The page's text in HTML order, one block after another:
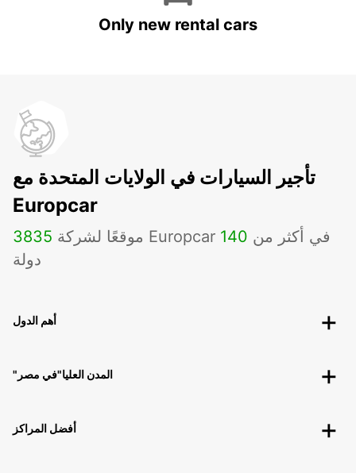
Only new rental cars
تأجير السيارات في الولايات المتحدة مع
Europcar
3835 موقعًا لشركة Europcar في أكثر من 140
دولة
أهم الدول
"المدن العليا"في مصر
أفضل المراكز